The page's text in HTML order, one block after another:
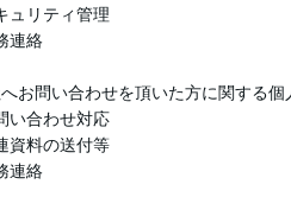
ュリティ管理
連絡
お問い合わせを頂いた方に関する個
い合わせ対応
資料の送付等
連絡